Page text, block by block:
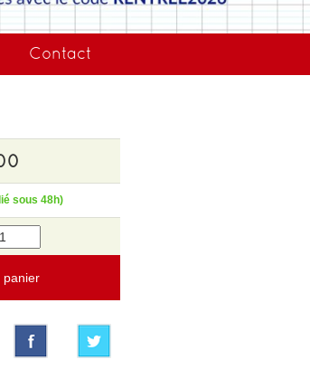
Contact
sous 48h)
panier